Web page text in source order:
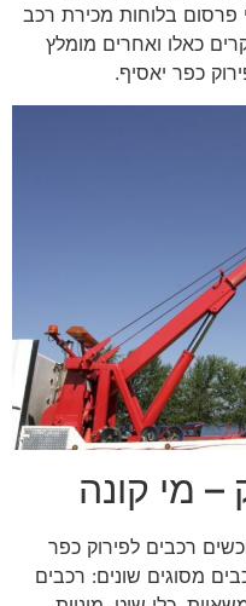
בלוחות מכירת רכב
כאלו ואחרים מומלץ
כפר יאסיף.
– מי קונה
רכבים לפירוק כפר
מסוגים שונים: רכבים